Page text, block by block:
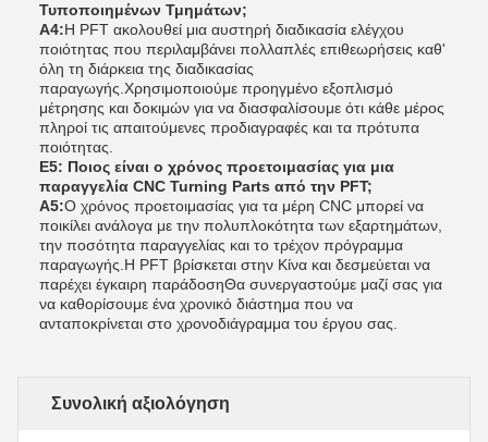
Τυποποιημένων Τμημάτων;
Α4:Η PFT ακολουθεί μια αυστηρή διαδικασία ελέγχου
ποιότητας που περιλαμβάνει πολλαπλές επιθεωρήσεις καθ'
όλη τη διάρκεια της διαδικασίας
παραγωγής.Χρησιμοποιούμε προηγμένο εξοπλισμό
μέτρησης και δοκιμών για να διασφαλίσουμε ότι κάθε μέρος
πληροί τις απαιτούμενες προδιαγραφές και τα πρότυπα
ποιότητας.
Ε5: Ποιος είναι ο χρόνος προετοιμασίας για μια
παραγγελία CNC Turning Parts από την PFT;
Α5:Ο χρόνος προετοιμασίας για τα μέρη CNC μπορεί να
ποικίλει ανάλογα με την πολυπλοκότητα των εξαρτημάτων,
την ποσότητα παραγγελίας και το τρέχον πρόγραμμα
παραγωγής.Η PFT βρίσκεται στην Κίνα και δεσμεύεται να
παρέχει έγκαιρη παράδοσηΘα συνεργαστούμε μαζί σας για
να καθορίσουμε ένα χρονικό διάστημα που να
ανταποκρίνεται στο χρονοδιάγραμμα του έργου σας.
Συνολική αξιολόγηση